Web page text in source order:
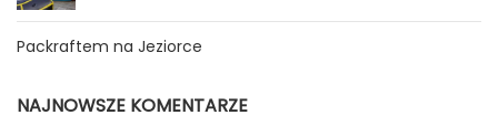
Packraftem na Jeziorce
NAJNOWSZE KOMENTARZE